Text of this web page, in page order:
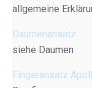
allgemeine
Daumenansatz
siehe Daumen
Fingeransatz